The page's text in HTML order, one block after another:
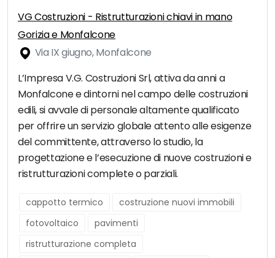
VG Costruzioni - Ristrutturazioni chiavi in mano
Gorizia e Monfalcone
Via IX giugno, Monfalcone
L’Impresa V.G. Costruzioni Srl, attiva da anni a
Monfalcone e dintorni nel campo delle costruzioni
edili, si avvale di personale altamente qualificato
per offrire un servizio globale attento alle esigenze
del committente, attraverso lo studio, la
progettazione e l’esecuzione di nuove costruzioni e
ristrutturazioni complete o parziali.
cappotto termico
costruzione nuovi immobili
fotovoltaico
pavimenti
ristrutturazione completa